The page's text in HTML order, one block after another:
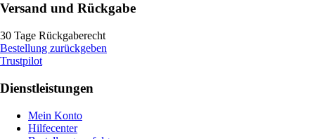
Versand und Rückgabe
30 Tage Rückgaberecht
Bestellung zurückgeben
Trustpilot
Dienstleistungen
Mein Konto
Hilfecenter